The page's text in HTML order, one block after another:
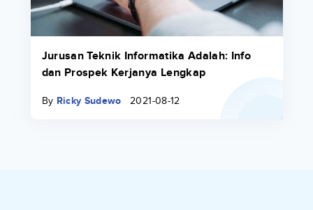
Jurusan Teknik Informatika Adalah: Info
dan Prospek Kerjanya Lengkap
By Ricky Sudewo 2021-08-12